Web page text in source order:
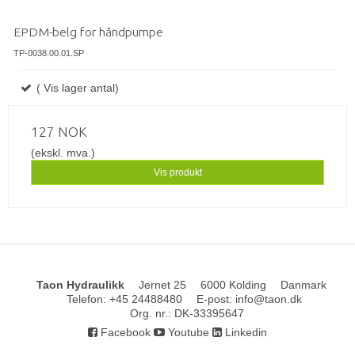
EPDM-belg for håndpumpe
TP-0038.00.01.SP
( Vis lager antal)
127 NOK
(ekskl. mva.)
Vis produkt
Taon Hydraulikk Jernet 25 6000 Kolding
Danmark
Telefon: +45 24488480 E-post: info@taon.dk
Org. nr. : DK-33395647
Facebook
Youtube Linkedin